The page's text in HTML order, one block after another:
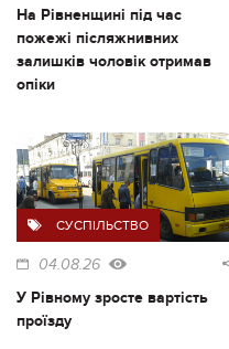
На Рівненщині під час
пожежі післяжнивних
залишків чоловік отримав
опіки
СУСПІЛЬСТВО
04.08.26
У Рівному зросте вартість
проїзду